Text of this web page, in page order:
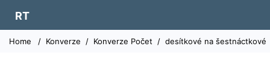
RT
Home / Konverze / Konverze Počet / desítkové na šestnáctkové